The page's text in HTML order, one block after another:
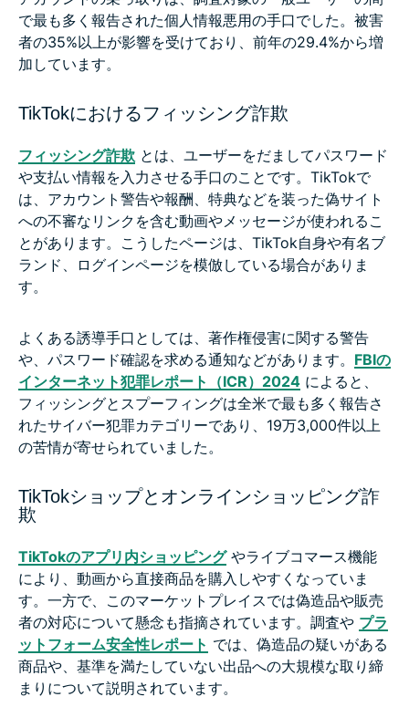
で最も多く報告された個人情報悪用の手口でした。被害
者の35%以上が影響を受けており、前年の29.4%から増
加しています。
TikTokにおけるフィッシング詐欺
フィッシング詐欺 とは、ユーザーをだましてパスワード
や支払い情報を入力させる手口のことです。TikTokで
は、アカウント警告や報酬、特典などを装った偽サイト
への不審なリンクを含む動画やメッセージが使われるこ
とがあります。こうしたページは、TikTok自身や有名ブ
ランド、ログインページを模倣している場合がありま
す。
よくある誘導手口としては、著作権侵害に関する警告
や、パスワード確認を求める通知などがあります。 FBIの
インターネット犯罪レポート（ICR）2024 によると、
フィッシングとスプーフィングは全米で最も多く報告さ
れたサイバー犯罪カテゴリーであり、19万3,000件以上
の苦情が寄せられていました。
TikTokショップとオンラインショッピング詐
欺
TikTokのアプリ内ショッピングやライブコマース機能
により、動画から直接商品を購入しやすくなっていま
す。一方で、このマーケットプレイスでは偽造品や販売
者の対応について懸念も指摘されています。調査や プラ
ットフォーム安全性レポート では、偽造品の疑いがある
商品や、基準を満たしていない出品への大規模な取り締
まりについて説明されています。